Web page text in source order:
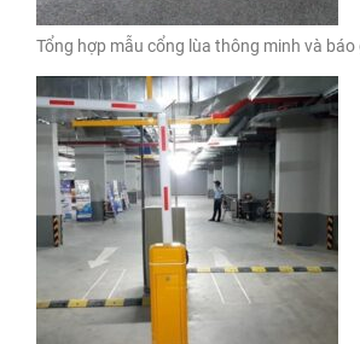
Tổng hợp mẫu cổng lùa thông minh và báo